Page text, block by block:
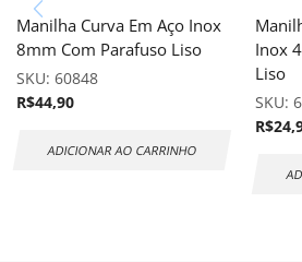
Manilha Curva Em Aço Inox
8mm Com Parafuso Liso
SKU: 60848
R$44,90
ADICIONAR AO CARRINHO
Inox
Liso
SKU:
R$